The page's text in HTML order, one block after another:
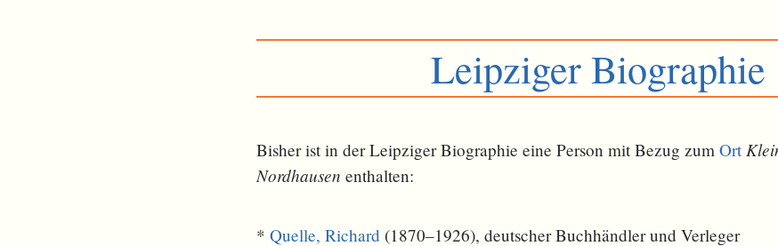
Leipziger Biographie
Bisher ist in der Leipziger Biographie eine Person mit Bezug zum Ort
Nordhausen ent­halten:
* Quelle, Richard (1870–1926), deutscher Buchhändler und Verleger